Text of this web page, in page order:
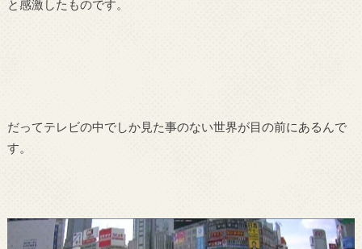
と感激したものです。
だってテレビの中でしか見た事のない世界が目の前にあるんで
す。